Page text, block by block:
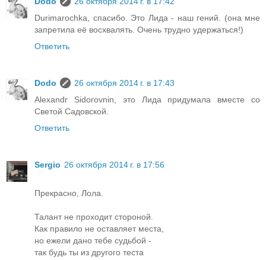
Durimarochka, спасибо. Это Лида - наш гений. (она мне
запретила её восхвалять. Очень трудно удержаться!)
Ответить
Dodo
26 октября 2014 г. в 17:43
Alexandr Sidorovnin, это Лида придумала вместе со
Светой Садовской.
Ответить
Sergio 26 октября 2014 г. в 17:56
Прекрасно, Лола.
Талант не проходит стороной.
Как правило не оставляет места,
но ежели дано тебе судьбой -
так будь ты из другого теста